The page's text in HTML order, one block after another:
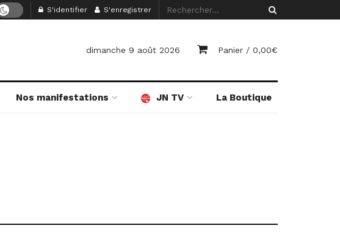
S'identifier S'enregistrer
dimanche 9 août 2026 Panier / 0,00€
Nos manifestations JN TV La Boutique